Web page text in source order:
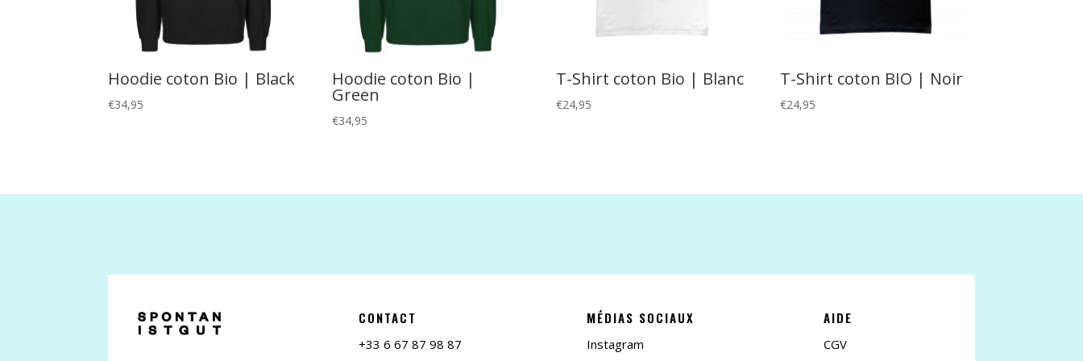
Hoodie coton Bio | Black
€34,95
Hoodie coton Bio |
Green
€34,95
T-Shirt coton Bio | Blanc
€24,95
T-Shirt coton BIO | Noir
€24,95
CONTACT
+33 6 67 87 98 87
MÉDIAS SOCIAUX
Instagram
AIDE
CGV